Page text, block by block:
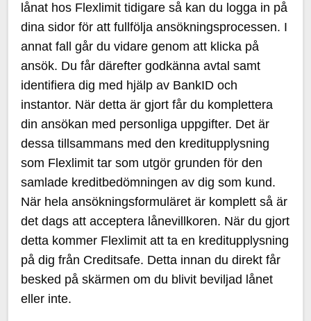
lånat hos Flexlimit tidigare så kan du logga in på
dina sidor för att fullfölja ansökningsprocessen. I
annat fall går du vidare genom att klicka på
ansök. Du får därefter godkänna avtal samt
identifiera dig med hjälp av BankID och
instantor. När detta är gjort får du komplettera
din ansökan med personliga uppgifter. Det är
dessa tillsammans med den kreditupplysning
som Flexlimit tar som utgör grunden för den
samlade kreditbedömningen av dig som kund.
När hela ansökningsformuläret är komplett så är
det dags att acceptera lånevillkoren. När du gjort
detta kommer Flexlimit att ta en kreditupplysning
på dig från Creditsafe. Detta innan du direkt får
besked på skärmen om du blivit beviljad lånet
eller inte.